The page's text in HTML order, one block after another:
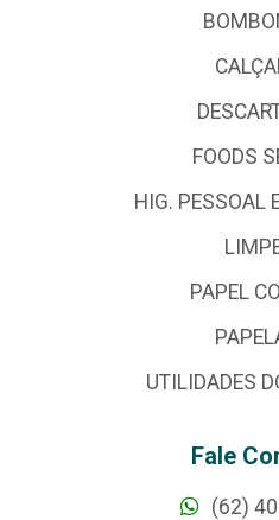
FOODS
HIG. PESSOAL
PAPEL
UTILIDADES
Fale
(62)